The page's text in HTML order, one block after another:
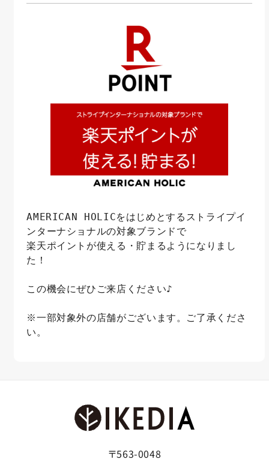
AMERICAN HOLICをはじめとするストライプイ
ンターナショナルの対象ブランドで
楽天ポイントが使える・貯まるようになりまし
た！
この機会にぜひご来店ください♪
※一部対象外の店舗がございます。ご了承くださ
い。
〒563-0048